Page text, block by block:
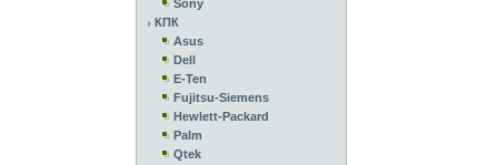
Sony
КПК
Asus
Dell
E-Ten
Fujitsu-Siemens
Hewlett-Packard
Palm
Qtek